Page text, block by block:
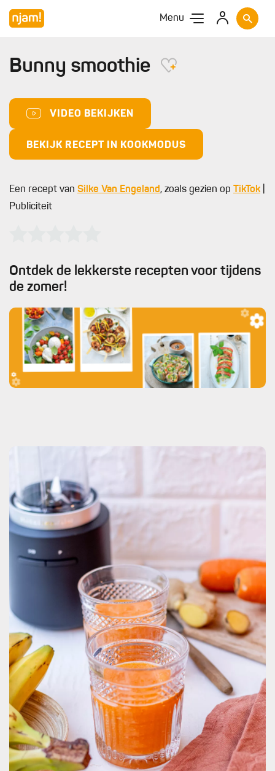
Menu
Bunny smoothie
VIDEO BEKIJKEN
BEKIJK RECEPT IN KOOKMODUS
Een recept van Silke Van Engeland, zoals gezien op TikTok
Publiciteit
Ontdek de lekkerste recepten voor tijdens
de zomer!